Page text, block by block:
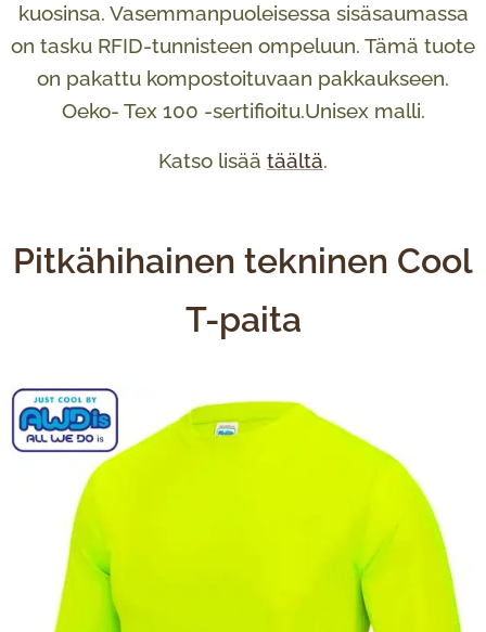
kuosinsa. Vasemmanpuoleisessa sisäsaumassa
on tasku RFID-tunnisteen ompeluun. Tämä tuote
on pakattu kompostoituvaan pakkaukseen.
Oeko- Tex 100 -sertifioitu.Unisex malli.
Katso lisää täältä.
Pitkähihainen tekninen Cool
T-paita